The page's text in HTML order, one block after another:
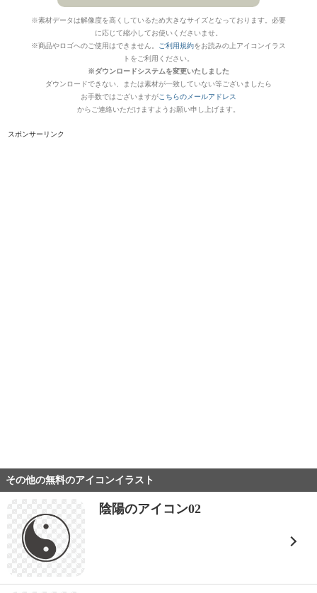
※素材データは解像度を高くしているため大きなサイズとなっております。必要
に応じて縮小してお使いくださいませ。
※商品やロゴへのご使用はできません。
ご利用規約をお読みの上アイコンイラス
トをご利用ください。
※ダウンロードシステムを変更いたしました
ダウンロードできない、または素材が一致していない等ございましたら
お手数ではございますがこちらのメールアドレス
からご連絡いただけますようお願い申し上げます。
スポンサーリンク
その他の無料のアイコンイラスト
陰陽のアイコン02